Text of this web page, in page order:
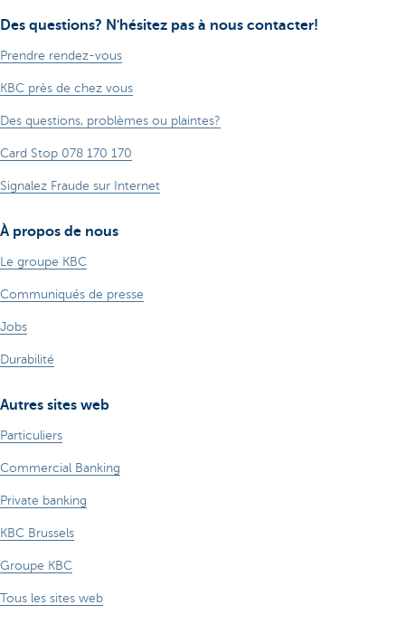
Des questions? N'hésitez pas à nous contacter!
Prendre rendez-vous
KBC près de chez vous
Des questions, problèmes ou plaintes?
Card Stop 078 170 170
Signalez Fraude sur Internet
À propos de nous
Le groupe KBC
Communiqués de presse
Jobs
Durabilité
Autres sites web
Particuliers
Commercial Banking
Private banking
KBC Brussels
Groupe KBC
Tous les sites web